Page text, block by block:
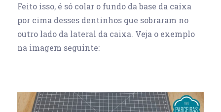
Feito isso, é só colar o fundo da base da caixa
por cima desses dentinhos que sobraram no
outro lado da lateral da caixa. Veja o exemplo
na imagem seguinte: